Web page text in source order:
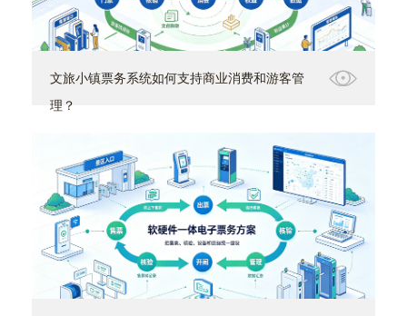
文旅小镇票务系统如何支持商业消费和游客管
理？